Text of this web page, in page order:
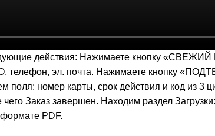
действия: Нажимаете кнопку
эл. почта. Нажимаете кнопку
поля: номер карты, срок действия и код из
Заказ завершен. Находим раздел
PDF.